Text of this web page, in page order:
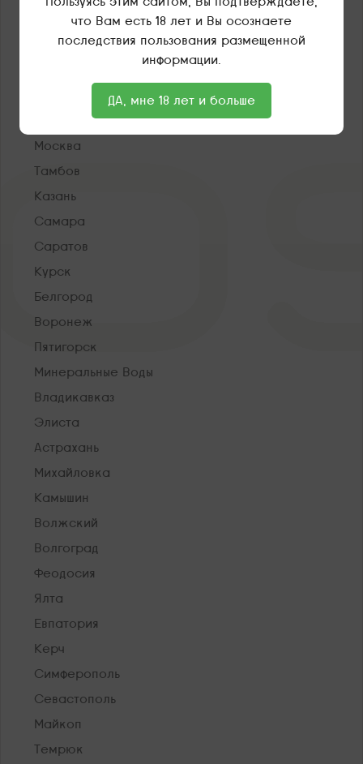
Санкт-Петербург
Москва
Тамбов
Казань
Самара
Саратов
Курск
Белгород
Воронеж
Пятигорск
Минеральные Воды
Владикавказ
Элиста
Астрахань
Михайловка
Камышин
Волжский
Волгоград
Феодосия
Ялта
Евпатория
Керч
Симферополь
Севастополь
Майкоп
Темрюк
стики TEREA.что Вам есть 18 лет и Вы осознаете
последствия пользования размещенной
информации.
ДА, мне 18 лет и больше